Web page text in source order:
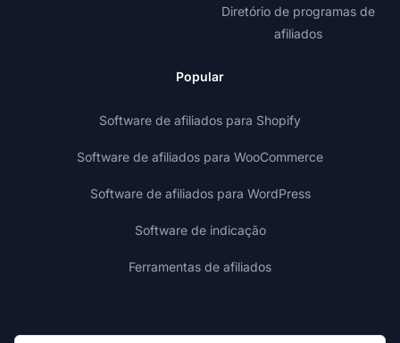
Diretório de programas de
afiliados
Popular
Software de afiliados para Shopify
Software de afiliados para WooCommerce
Software de afiliados para WordPress
Software de indicação
Ferramentas de afiliados